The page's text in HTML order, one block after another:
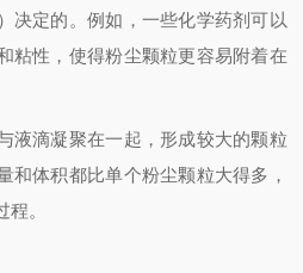
决定的。例如，一些化学药剂可以
粘性，使得粉尘颗粒更容易附着在
液滴凝聚在一起，形成较大的颗粒
和体积都比单个粉尘颗粒大得多，
。